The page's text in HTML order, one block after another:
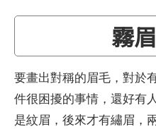
霧
要畫出對稱的眉毛，對於
件很困擾的事情，還好有
是紋眉，後來才有繡眉，